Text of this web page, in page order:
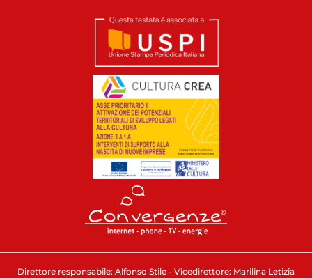
Direttore responsabile: Alfonso Stile - Vicedirettore: Marilina Letizia